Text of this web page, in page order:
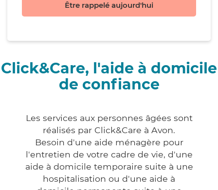
Être rappelé aujourd'hui
Click&Care, l'aide à domicile
de confiance
Les services aux personnes âgées sont
réalisés par Click&Care à Avon.
Besoin d'une aide ménagère pour
l'entretien de votre cadre de vie, d'une
aide à domicile temporaire suite à une
hospitalisation ou d'une aide à